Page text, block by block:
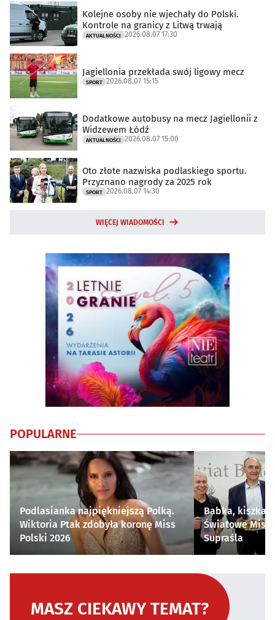
Kolejne osoby nie wjechały do Polski.
Kontrole na granicy z Litwą trwają
AKTUALNOŚCI 2026.08.07 17:30
Jagiellonia przekłada swój ligowy mecz
SPORT 2026.08.07 15:15
Dodatkowe autobusy na mecz Jagiellonii z
Widzewem Łódź
AKTUALNOŚCI 2026.08.07 15:00
Oto złote nazwiska podlaskiego sportu.
Przyznano nagrody za 2025 rok
SPORT 2026.08.07 14:30
WIĘCEJ WIADOMOŚCI
POPULARNE
Podlasianka najpiękniejszą Polką.
Wiktoria Ptak zdobyła koronę Miss
Polski 2026
Babka, kiszka i
Światowe
Supraśla
MASZ CIEKAWY TEMAT?